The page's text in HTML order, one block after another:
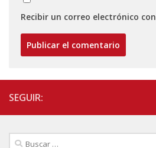
Recibir un correo electrónico
SEGUIR:
Buscar: